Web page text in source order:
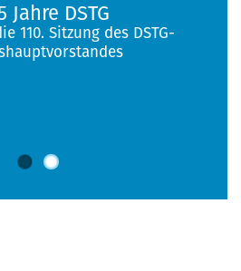
110. Sitzung des DSTG-
Jahre DSTG